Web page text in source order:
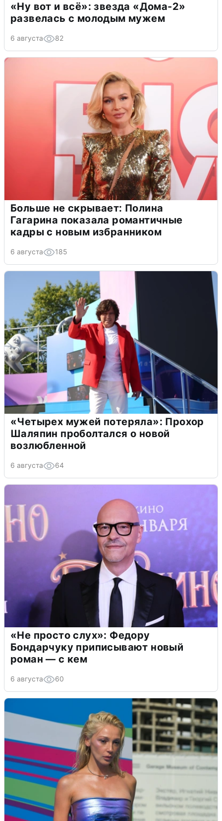
«Ну вот и всё»: звезда «Дома-2»
развелась с молодым мужем
6 августа 82
Больше не скрывает: Полина
Гагарина показала романтичные
кадры с новым избранником
6 августа 185
«Четырех мужей потеряла»: Прохор
Шаляпин проболтался о новой
возлюбленной
6 августа 64
«Не просто слух»: Федору
Бондарчуку приписывают новый
роман — с кем
6 августа 60